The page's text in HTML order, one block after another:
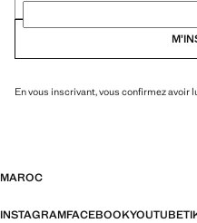
En vous inscrivant, vous confirmez avoir
MAROC
INSTAGRAMFACEBOOKYOUTUBE